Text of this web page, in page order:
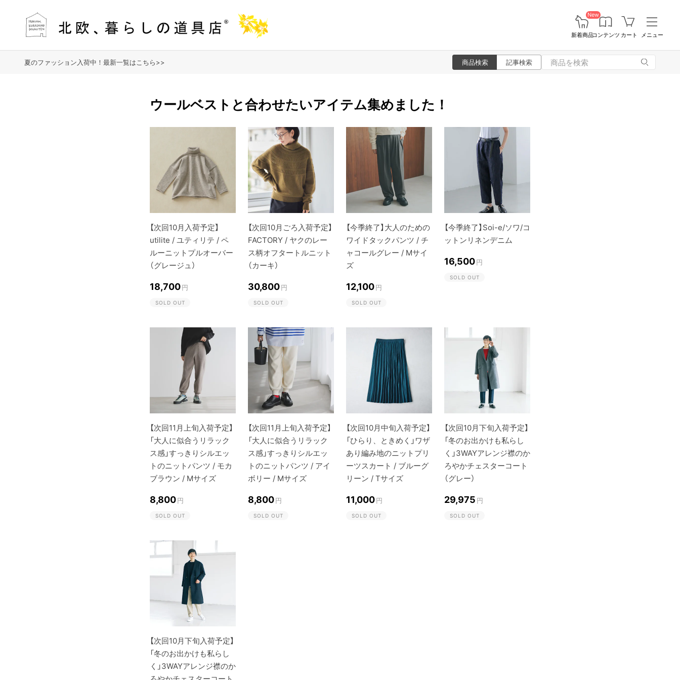
New
新着商品コンテンツ カート メニュー
夏のファッション入荷中！最新一覧はこちら>> 商品検索 記事検索
ウールベストと合わせたいアイテム集めました！
【次回10月入荷予定】
utilite / ユティリテ / ペ
ルーニットプルオーバー
（グレージュ）
18,700円
SOLD OUT
【次回10月ごろ入荷予定】
FACTORY / ヤクのレー
ス柄オフタートルニット
（カーキ）
30,800円
SOLD OUT
【今季終了】大人のための
ワイドタックパンツ / チ
ャコールグレー / Mサイ
ズ
12,100円
SOLD OUT
【今季終了】Soi-e/ソワ/コ
ットンリネンデニム
16,500円
SOLD OUT
【次回11月上旬入荷予定】
「大人に似合うリラック
ス感」すっきりシルエッ
トのニットパンツ / モカ
ブラウン / Mサイズ
8,800円
SOLD OUT
【次回11月上旬入荷予定】
「大人に似合うリラック
ス感」すっきりシルエッ
トのニットパンツ / アイ
ボリー / Mサイズ
8,800円
SOLD OUT
【次回10月中旬入荷予定】
「ひらり、ときめく」ワザ
あり編み地のニットプリ
ーツスカート / ブルーグ
リーン / Tサイズ
11,000円
SOLD OUT
【次回10月下旬入荷予定】
「冬のお出かけも私らし
く」3WAYアレンジ襟のか
ろやかチェスターコート
（グレー）
29,975 円
SOLD OUT
【次回10月下旬入荷予定】
「冬のお出かけも私らし
く」3WAYアレンジ襟のか